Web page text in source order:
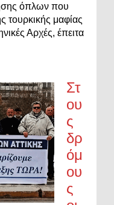
όπλων που
τουρκικής μαφίας
Αρχές, έπειτα
Στ
ου
ς
δρ
όμ
ου
ς